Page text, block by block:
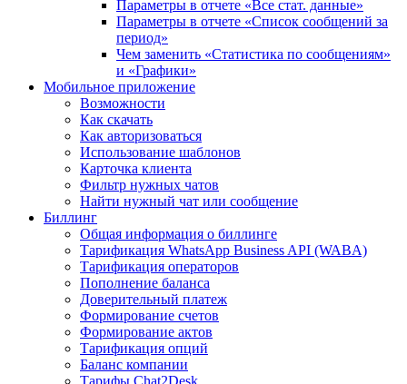
Параметры в отчете «Все стат. данные»
Параметры в отчете «Список сообщений за
период»
Чем заменить «Статистика по сообщениям»
и «Графики»
Мобильное приложение
Возможности
Как скачать
Как авторизоваться
Использование шаблонов
Карточка клиента
Фильтр нужных чатов
Найти нужный чат или сообщение
Биллинг
Общая информация о биллинге
Тарификация WhatsApp Business API (WABA)
Тарификация операторов
Пополнение баланса
Доверительный платеж
Формирование счетов
Формирование актов
Тарификация опций
Баланс компании
Тарифы Chat2Desk